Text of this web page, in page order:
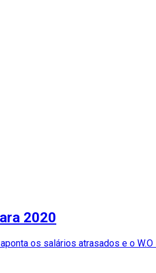
2020
os salários atrasados e o